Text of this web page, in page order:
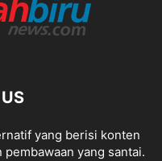
yang berisi konten
yang santai.